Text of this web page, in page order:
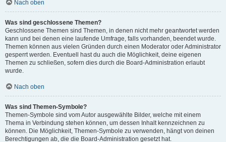
Nach oben
Was sind geschlossene Themen?
Geschlossene Themen sind Themen, in denen nicht mehr geantwortet werden
kann und bei denen eine laufende Umfrage, falls vorhanden, beendet wurde.
Themen können aus vielen Gründen durch einen Moderator oder Administrator
gesperrt werden. Eventuell hast du auch die Möglichkeit, deine eigenen
Themen zu schließen, sofern dies durch die Board-Administration erlaubt
wurde.
Nach oben
Was sind Themen-Symbole?
Themen-Symbole sind vom Autor ausgewählte Bilder, welche mit einem
Thema in Verbindung stehen können, um dessen Inhalt kennzeichnen zu
können. Die Möglichkeit, Themen-Symbole zu verwenden, hängt von deinen
Berechtigungen ab, die die Board-Administration gesetzt hat.